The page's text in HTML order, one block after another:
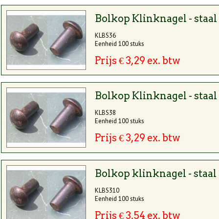
Voordelen van klinknagels
Duurzaamheid
Klinknagels bieden een stevige en langdurige verbinding die bestand is
Esthetiek
Behoud van de authentieke uitstraling en waarde van uw
Veiligheid
Een correcte installatie van klinknagels zorgt voor een veilige en
van uw project.
Bolkop Klinknagel - staal
KLBS36
Eenheid 100 stuks
Prijs € 3,29 ex. btw
Bolkop Klinknagel - staal
KLBS38
Eenheid 100 stuks
Prijs € 3,29 ex. btw
Bolkop klinknagel - staal
KLBS310
Eenheid 100 stuks
Prijs € 3,54 ex. btw